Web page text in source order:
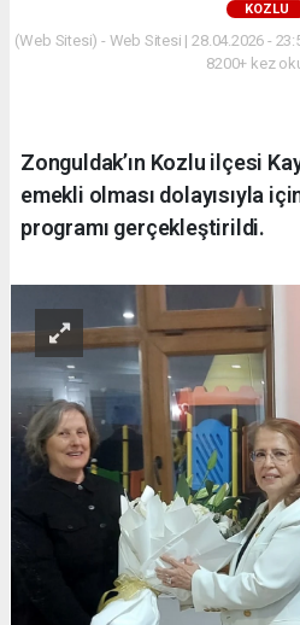
KOZLU
(Web Sitesi) - Web Sitesi | 28.04.2026 -
8200+ kez
Zonguldak’ın Kozlu ilçesi
emekli olması dolayısıyla
programı gerçekleştirildi.